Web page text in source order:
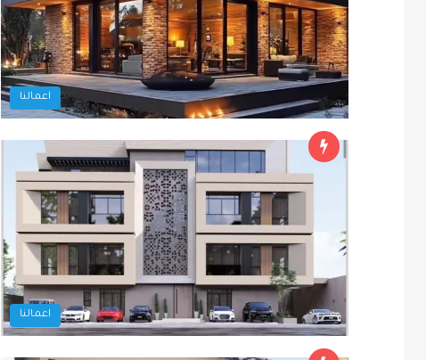
اعمالنا
اعمالنا